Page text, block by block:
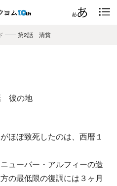
第2話 清貧
彼の地
ほぼ致死したのは、西暦１
ューバー・アルフィーの造
の最低限の復調には３ヶ月